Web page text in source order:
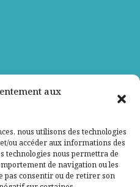
aux
nous utilisons des technologies
ou accéder aux informations des
technologies nous permettra de
de navigation ou les
pas consentir ou de retirer son